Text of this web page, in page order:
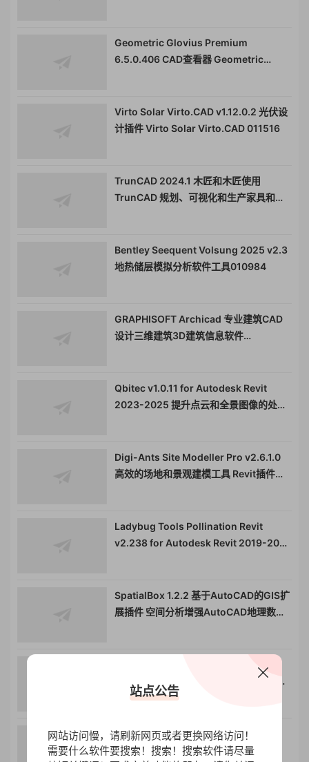
Geometric Glovius Premium
6.5.0.406 CAD查看器 Geometric
Virto Solar Virto.CAD v1.12.0.2 光伏设
计插件 Virto Solar Virto.CAD 011516
TrunCAD 2024.1 木匠和木匠使用
TrunCAD 规划、可视化和生产家具和厨
Bentley Seequent Volsung 2025 v2.3
地热储层模拟分析软件工具010984
GRAPHISOFT Archicad 专业建筑CAD
设计三维建筑3D建筑信息软件
Qbitec v1.0.11 for Autodesk Revit
2023-2025 提升点云和全景图像的处理
Digi-Ants Site Modeller Pro v2.6.1.0
高效的场地和景观建模工具 Revit插件工
Ladybug Tools Pollination Revit
v2.238 for Autodesk Revit 2019-2025
SpatialBox 1.2.2 基于AutoCAD的GIS扩
展插件 空间分析增强AutoCAD地理数据
cadwind CADWIND V9高级版纤维缠绕
仿真模拟全部形状可用010336
Fluent Users Guide 2023R1
MeshingPart 网格划分部分中文翻译
站点公告
网站访问慢，请刷新网页或者更换网络访问！
需要什么软件要搜索！搜索！搜索软件请尽量